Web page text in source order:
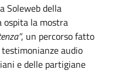
Soleweb della
ospita la mostra
, un percorso fatto
audio
e delle partigiane